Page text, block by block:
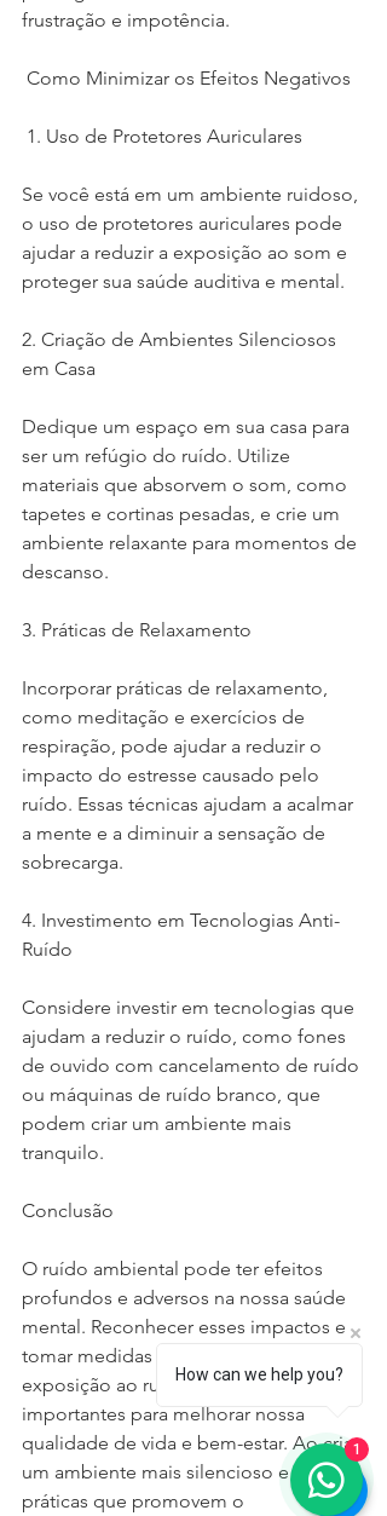
frustração e impotência.
Como Minimizar os Efeitos Negativos
1. Uso de Protetores Auriculares
Se você está em um ambiente ruidoso,
o uso de protetores auriculares pode
ajudar a reduzir a exposição ao som e
proteger sua saúde auditiva e mental.
2. Criação de Ambientes Silenciosos
em Casa
Dedique um espaço em sua casa para
ser um refúgio do ruído. Utilize
materiais que absorvem o som, como
tapetes e cortinas pesadas, e crie um
ambiente relaxante para momentos de
descanso.
3. Práticas de Relaxamento
Incorporar práticas de relaxamento,
como meditação e exercícios de
respiração, pode ajudar a reduzir o
impacto do estresse causado pelo
ruído. Essas técnicas ajudam a acalmar
a mente e a diminuir a sensação de
sobrecarga.
4. Investimento em Tecnologias Anti-
Ruído
Considere investir em tecnologias que
ajudam a reduzir o ruído, como fones
de ouvido com cancelamento de ruído
ou máquinas de ruído branco, que
podem criar um ambiente mais
tranquilo.
Conclusão
O ruído ambiental pode ter efeitos
profundos e adversos na nossa saúde
mental. Reconhecer esses impactos e
tomar medidas para reduzir a
exposição ao ruído são passos
importantes para melhorar nossa
qualidade de vida e bem-estar. Ao criar
um ambiente mais silencioso e adotar
práticas que promovem o
How can we help you?
1